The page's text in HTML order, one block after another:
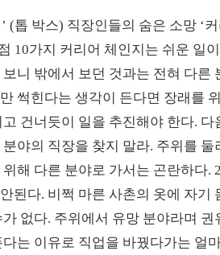
(톱 박스) 직장인들의 숨은 소망 ‘
10가지 커리어 체인지는 쉬운 일
니 밖에서 보던 것과는 전혀 다른
썩힌다는 생각이 든다면 장래를
건너듯이 일을 추진해야 한다.
야의 직장을 찾지 말라. 주위를
해 다른 분야로 가서는 곤란하다.
된다. 비쩍 마른 사촌의 옷에 자기
없다. 주위에서 유망 분야라며
는 이유로 직업을 바꿨다가는 얼